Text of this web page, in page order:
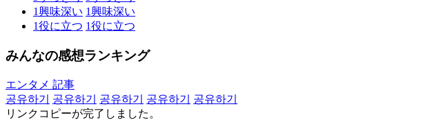
1興味深い 1興味深い
1役に立つ 1役に立つ
みんなの感想ランキング
エンタメ 記事
공유하기
공유하기 공유하기 공유하기
공유하기
リンクコピーが完了しました。